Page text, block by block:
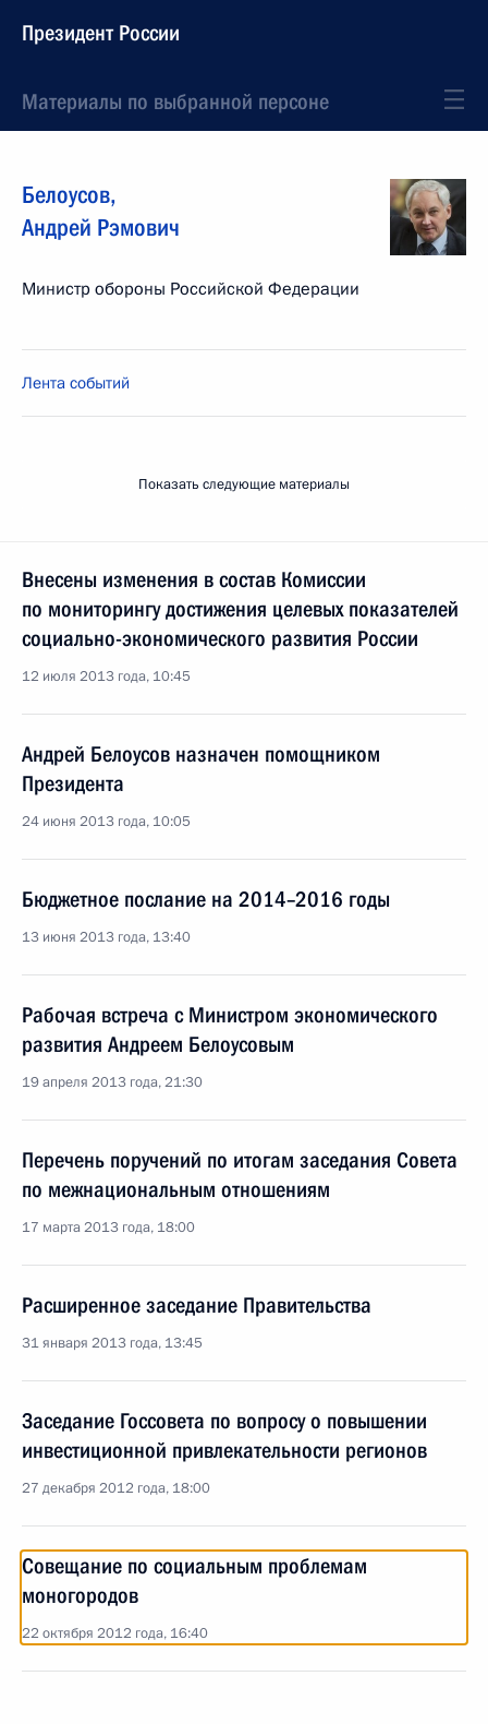
Президент России
Материалы по выбранной персоне
Белоусов,
Андрей Рэмович
Министр обороны Российской Федерации
Лента событий
Показать следующие материалы
Внесены изменения в состав Комиссии
по мониторингу достижения целевых показателей
социально-экономического развития России
12 июля 2013 года, 10:45
Андрей Белоусов назначен помощником
Президента
24 июня 2013 года, 10:05
Бюджетное послание на 2014–2016 годы
13 июня 2013 года, 13:40
Рабочая встреча с Министром экономического
развития Андреем Белоусовым
19 апреля 2013 года, 21:30
Перечень поручений по итогам заседания Совета
по межнациональным отношениям
17 марта 2013 года, 18:00
Расширенное заседание Правительства
31 января 2013 года, 13:45
Заседание Госсовета по вопросу о повышении
инвестиционной привлекательности регионов
27 декабря 2012 года, 18:00
Совещание по социальным проблемам
моногородов
22 октября 2012 года, 16:40